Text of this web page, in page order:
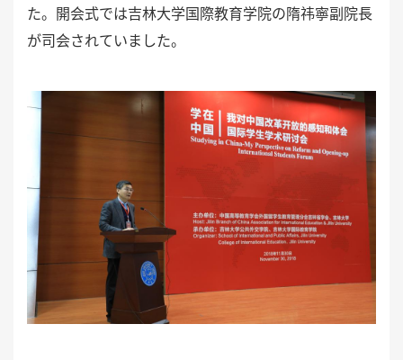
た。開会式では吉林大学国際教育学院の隋祎寧副院長
が司会されていました。